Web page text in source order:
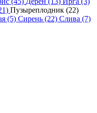
Пузыреплодник (22)
(5) Сирень (22) Слива (7)